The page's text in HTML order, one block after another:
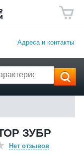
Адреса и контакты
ЗУБР
Нет отзывов